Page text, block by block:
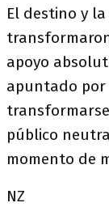
El destino y
apoyo
apuntado por
público
momento de
NZ